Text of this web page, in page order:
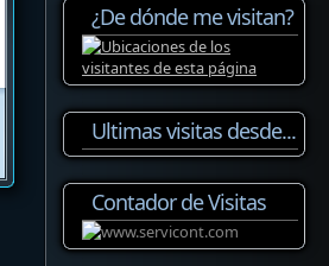
¿De dónde me visitan?
Ultimas visitas desde...
Contador de Visitas